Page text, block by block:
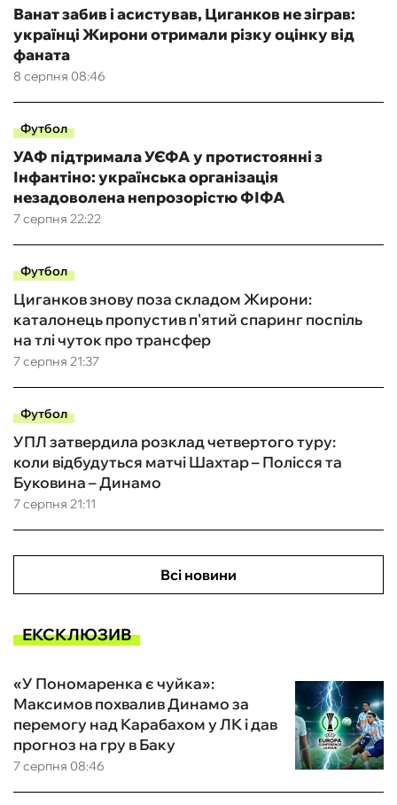
8 серпня 08:46
Ванат забив і асистував, Циганков не зіграв:
українці Жирони отримали різку оцінку від
фаната
Футбол
7 серпня 22:22
УАФ підтримала УЄФА у протистоянні з
Інфантіно: українська організація
незадоволена непрозорістю ФІФА
Футбол
7 серпня 21:37
Циганков знову поза складом Жирони:
каталонець пропустив п'ятий спаринг поспіль
на тлі чуток про трансфер
Футбол
7 серпня 21:11
УПЛ затвердила розклад четвертого туру:
коли відбудуться матчі Шахтар – Полісся та
Буковина – Динамо
Всі новини
ЕКСКЛЮЗИВ
7 серпня 08:46
«У Пономаренка є чуйка»:
Максимов похвалив Динамо за
перемогу над Карабахом у ЛК і дав
прогноз на гру в Баку